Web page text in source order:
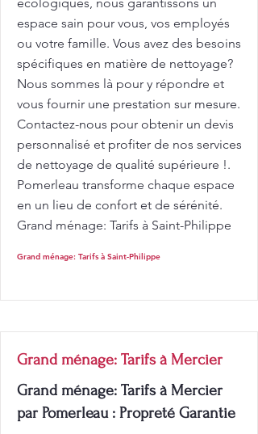
espace sain pour vous, vos employés
ou votre famille. Vous avez des besoins
spécifiques en matière de nettoyage?
Nous sommes là pour y répondre et
vous fournir une prestation sur mesure.
Contactez-nous pour obtenir un devis
personnalisé et profiter de nos services
de nettoyage de qualité supérieure !.
Pomerleau transforme chaque espace
en un lieu de confort et de sérénité.
Grand ménage: Tarifs à Saint-Philippe
Grand ménage: Tarifs à Saint-Philippe
Grand ménage: Tarifs à Mercier
Grand ménage: Tarifs à Mercier
par Pomerleau : Propreté Garantie